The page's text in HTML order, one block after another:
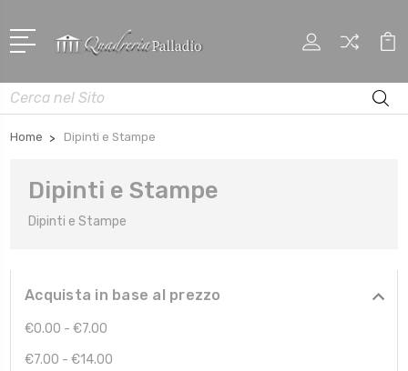
Cerca
Home Dipinti e Stampe
Dipinti e Stampe
Dipinti e Stampe
Acquista in base al prezzo
€0.00 - €7.00
€7.00 - €14.00